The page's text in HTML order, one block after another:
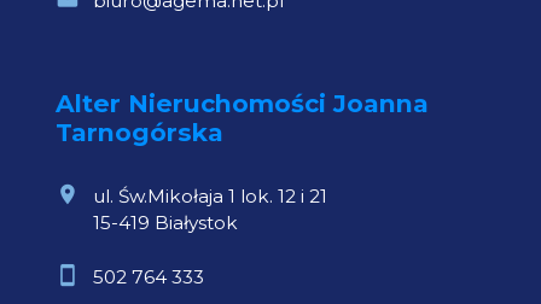
Alter Nieruchomości Joanna
Tarnogórska
ul. Św.Mikołaja 1 lok. 12 i 21
15-419 Białystok
502 764 333